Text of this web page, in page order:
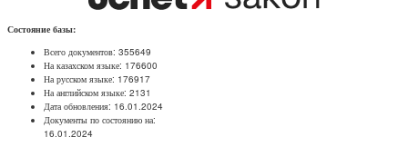
Состояние базы:
Всего документов: 355649
На казахском языке: 176600
На русском языке: 176917
На английском языке: 2131
Дата обновления: 16.01.2024
Документы по состоянию на:
16.01.2024